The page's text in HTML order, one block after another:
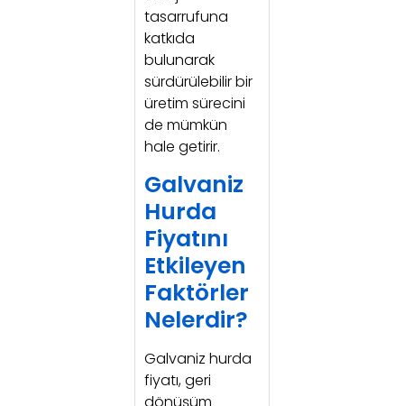
tasarrufuna
katkıda
bulunarak
sürdürülebilir bir
üretim sürecini
de mümkün
hale getirir.
Galvaniz
Hurda
Fiyatını
Etkileyen
Faktörler
Nelerdir?
Galvaniz hurda
fiyatı, geri
dönüşüm